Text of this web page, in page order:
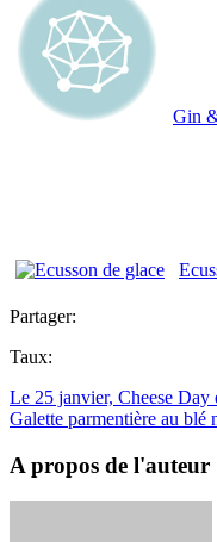
Gin
Partager:
Taux:
Le 25 janvier, Cheese Day
Galette parmentière au blé
A propos de l'auteur